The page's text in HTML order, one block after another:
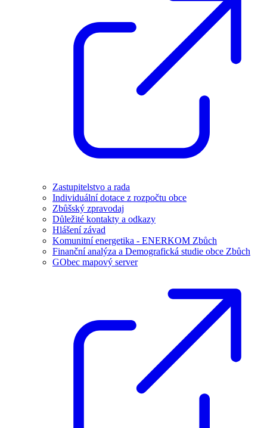
Zastupitelstvo a rada
Individuální dotace z rozpočtu obce
Zbůšský zpravodaj
Důležité kontakty a odkazy
Hlášení závad
Komunitní energetika - ENERKOM Zbůch
Finanční analýza a Demografická studie obce Zbůch
GObec mapový server